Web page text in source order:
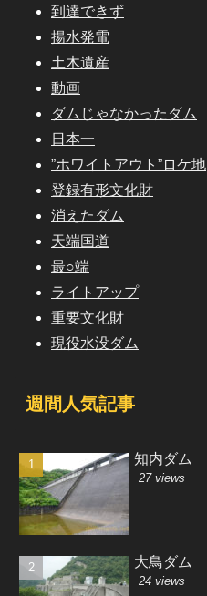
到達できず
揚水発電
土木遺産
動画
ダムじゃなかったダム
日本一
”ホワイトアウト”ロケ地
登録有形文化財
消えたダム
天端国道
最○端
ライトアップ
重要文化財
現役水没ダム
週間人気記事
知内ダム
27 views
大鳥ダム
24 views